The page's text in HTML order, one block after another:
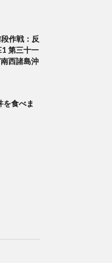
作戦：反
第三十一
西諸島沖
を食べま